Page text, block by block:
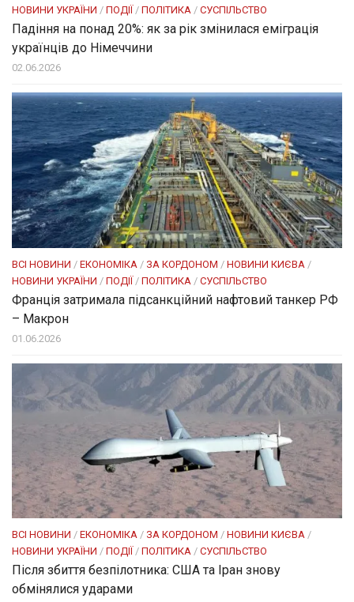
НОВИНИ УКРАЇНИ / ПОДІЇ/ ПОЛІТИКА / СУСПІЛЬСТВО
Падіння на понад 20%: як за рік змінилася еміграція
українців до Німеччини
02.06.2026
ВСІ НОВИНИ / ЕКОНОМІКА / ЗА КОРДОНОМ / НОВИНИ КИЄВА /
НОВИНИ УКРАЇНИ / ПОДІЇ/ ПОЛІТИКА / СУСПІЛЬСТВО
Франція затримала підсанкційний нафтовий танкер РФ
– Макрон
01.06.2026
ВСІ НОВИНИ / ЕКОНОМІКА / ЗА КОРДОНОМ / НОВИНИ КИЄВА /
НОВИНИ УКРАЇНИ / ПОДІЇ / ПОЛІТИКА / СУСПІЛЬСТВО
Після збиття безпілотника: США та Іран знову
обмінялися ударами